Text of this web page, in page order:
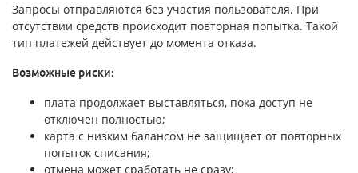
Запросы отправляются без участия пользователя. При
отсутствии средств происходит повторная попытка. Такой
тип платежей действует до момента отказа.
Возможные риски:
плата продолжает выставляться, пока доступ не
отключен полностью;
карта с низким балансом не защищает от повторных
попыток списания;
отмена может сработать не сразу;